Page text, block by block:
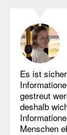
Es ist
gestreut
deshalb
Menschen